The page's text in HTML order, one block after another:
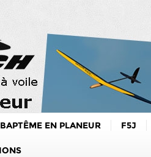
BAPTÊME EN PLANEUR F5J